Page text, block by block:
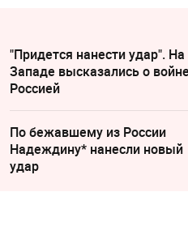
"Придется нанести удар". На
Западе высказались о
Россией
По бежавшему из России
Надеждину* нанесли новый
удар